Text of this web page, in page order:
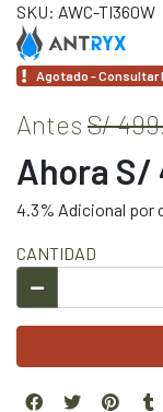
SKU: AWC-TI360W
Agotado - Consultar
Antes S/
Ahora S/
4.3% Adicional por
CANTIDAD